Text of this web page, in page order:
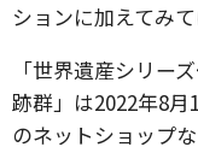
ションに加えてみ
「世界遺産シリー
跡群」は2022年8
のネットショップ